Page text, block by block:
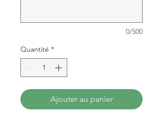
0/500
Quantité *
Ajouter au panier